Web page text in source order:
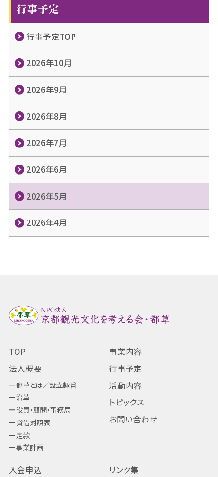
行事予定
行事予定TOP
2026年10月
2026年9月
2026年8月
2026年7月
2026年6月
2026年5月
2026年4月
TOP
法人概要
都草とは／設立趣旨
沿革
役員・顧問・事務局
貸借対照表
定款
事業計画
事業内容
行事予定
活動内容
トピックス
お問い合わせ
入会申込
リンク集